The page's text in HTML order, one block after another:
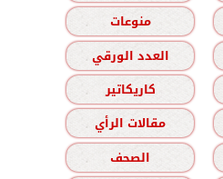
منوعات
العدد الورقي
كاريكاتير
مقالات الرأي
الصحف